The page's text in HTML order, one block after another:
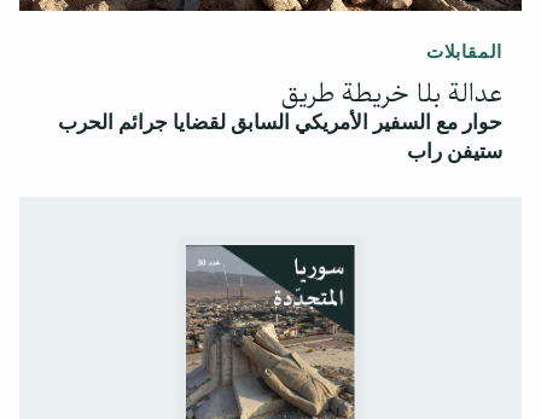
المقابلات
عدالة بلا خريطة طريق
حوار مع السفير الأمريكي السابق لقضايا جرائم الحرب
ستيفن راب